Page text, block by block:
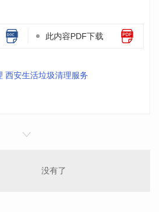
此内容PDF下载
西安生活垃圾清理服务
没有了